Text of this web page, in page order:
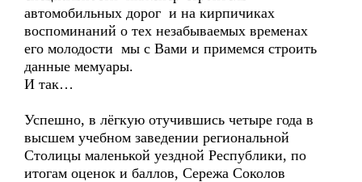
автомобильных дорог и на кирпичиках
воспоминаний о тех незабываемых временах
его молодости мы с Вами и примемся строить
данные мемуары.
И так…
Успешно, в лёгкую отучившись четыре года в
высшем учебном заведении региональной
Столицы маленькой уездной Республики, по
итогам оценок и баллов, Сережа Соколов